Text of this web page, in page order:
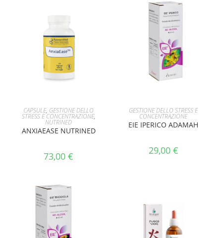
AGGIUNGI AL CARRELLO
CAPSULE, GESTIONE DELLO
STRESS E CONCENTRAZIONE,
NUTRINED
ANXIAEASE NUTRINED
73,00€
AGGIUNGI AL CARRELLO
GESTIONE DELLO STRESS E
CONCENTRAZIONE
EIE IPERICO ADAMAH
29,00 €